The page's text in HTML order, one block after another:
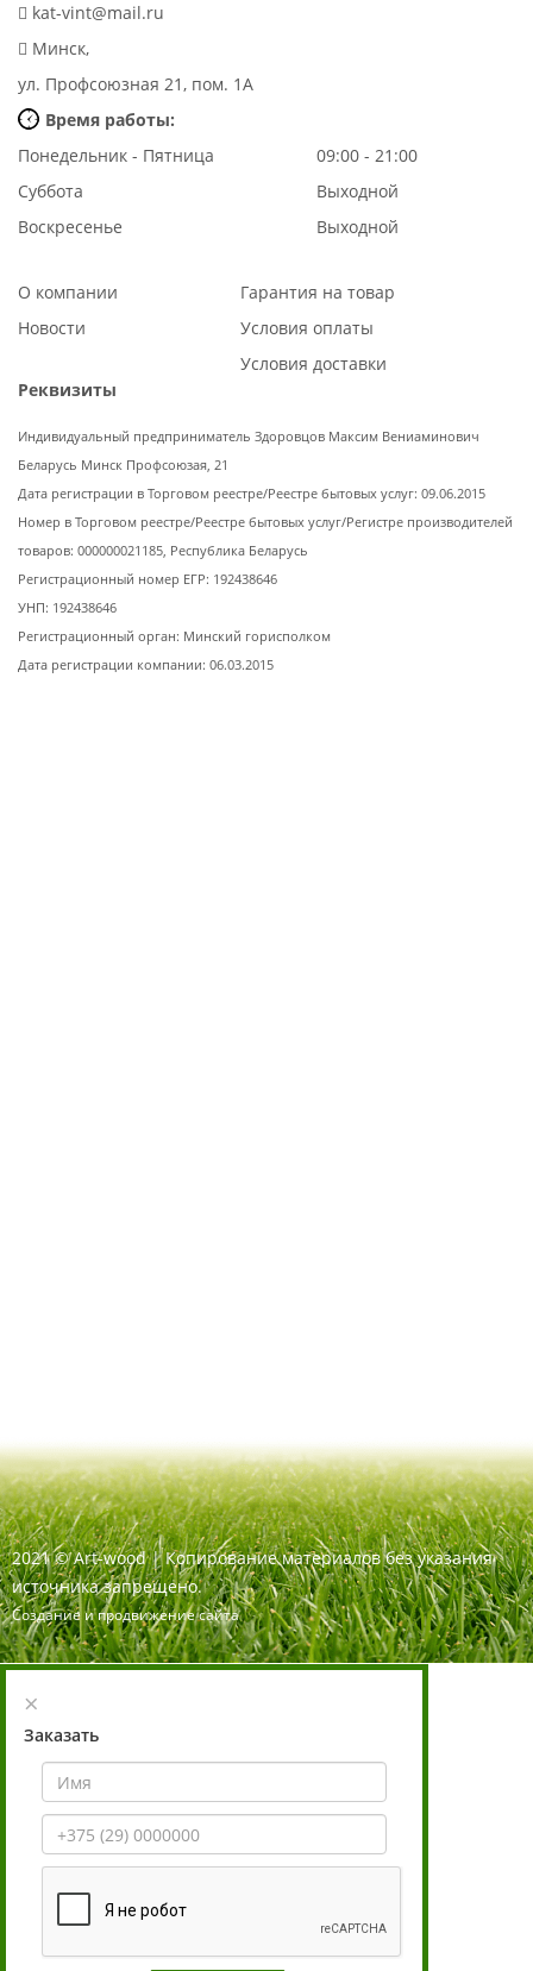
kat-vint@mail.ru
Минск,
ул. Профсоюзная 21, пом. 1А
Время работы:
Понедельник - Пятница
09:00 - 21:00
Суббота
Выходной
Воскресенье
Выходной
О компании
Новости
Гарантия на товар
Условия оплаты
Условия доставки
Реквизиты
Индивидуальный предприниматель Здоровцов Максим Вениаминович
Беларусь Минск Профсоюзая, 21
Дата регистрации в Торговом реестре/Реестре бытовых услуг: 09.06.2015
Номер в Торговом реестре/Реестре бытовых услуг/Регистре производителей
товаров: 000000021185, Республика Беларусь
Регистрационный номер ЕГР: 192438646
УНП: 192438646
Регистрационный орган: Минский горисполком
Дата регистрации компании: 06.03.2015
2021 ©Art-wood |Копирование материалов без указания
источника запрещено.
Создание и продвижение сайта
×
Заказать